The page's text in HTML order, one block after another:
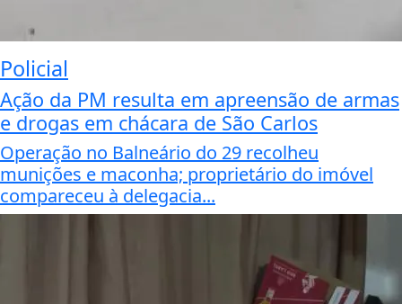
Policial
Ação da PM resulta em apreensão de armas
e drogas em chácara de São Carlos
Operação no Balneário do 29 recolheu
munições e maconha; proprietário do imóvel
compareceu à delegacia...